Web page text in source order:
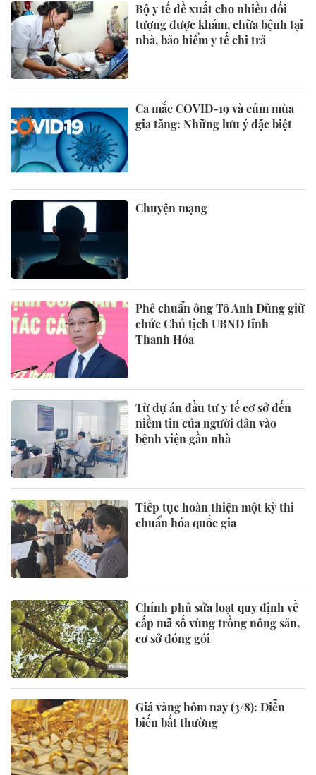
Bộ y tế đề xuất cho nhiều đối
tượng được khám, chữa bệnh tại
nhà, bảo hiểm y tế chi trả
Ca mắc COVID-19 và cúm mùa
gia tăng: Những lưu ý đặc biệt
Chuyện mạng
Phê chuẩn ông Tô Anh Dũng giữ
chức Chủ tịch UBND tỉnh
Thanh Hóa
Từ dự án đầu tư y tế cơ sở đến
niềm tin của người dân vào
bệnh viện gần nhà
Tiếp tục hoàn thiện một kỳ thi
chuẩn hóa quốc gia
Chính phủ sửa loạt quy định về
cấp mã số vùng trồng nông sản,
cơ sở đóng gói
Giá vàng hôm nay (3/8): Diễn
biến bất thường